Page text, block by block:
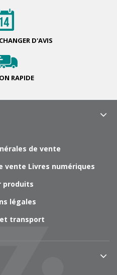
CHANGER D'AVIS
RAPIDE
de vente
vente Livres numériques
produits
légales
transport